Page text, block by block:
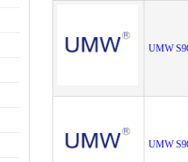
UMW
UMW